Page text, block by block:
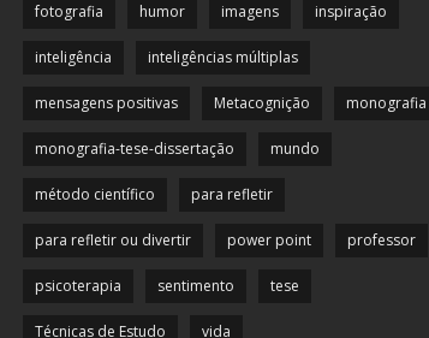
fotografia humor imagens inspiração
inteligência inteligências múltiplas
mensagens positivas Metacognição monografia
monografia-tese-dissertação mundo
método científico para refletir
para refletir ou divertir power point professor
psicoterapia sentimento tese
Técnicas de Estudo vida